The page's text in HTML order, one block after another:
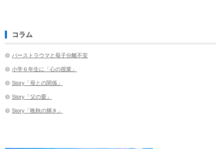
コラム
バーストラウマと母子分離不安
小学６年生に「心の授業」
Story「母との関係」
Story「父の愛」
Story「晩秋の輝き」